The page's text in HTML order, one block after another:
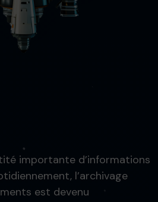
importante d’informations
l’archivage
est devenu